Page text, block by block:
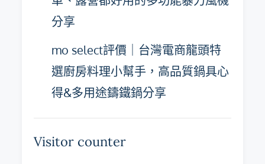
分享
mo select評價｜台灣電商龍頭特
選廚房料理小幫手，高品質鍋具心
得&多用途鑄鐵鍋分享
Visitor counter